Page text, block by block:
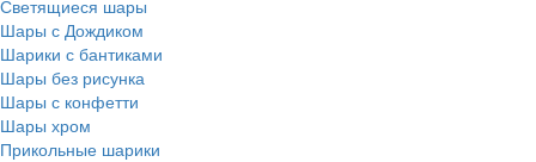
Светящиеся шары
Шары с Дождиком
Шарики с бантиками
Шары без рисунка
Шары с конфетти
Шары хром
Прикольные шарики